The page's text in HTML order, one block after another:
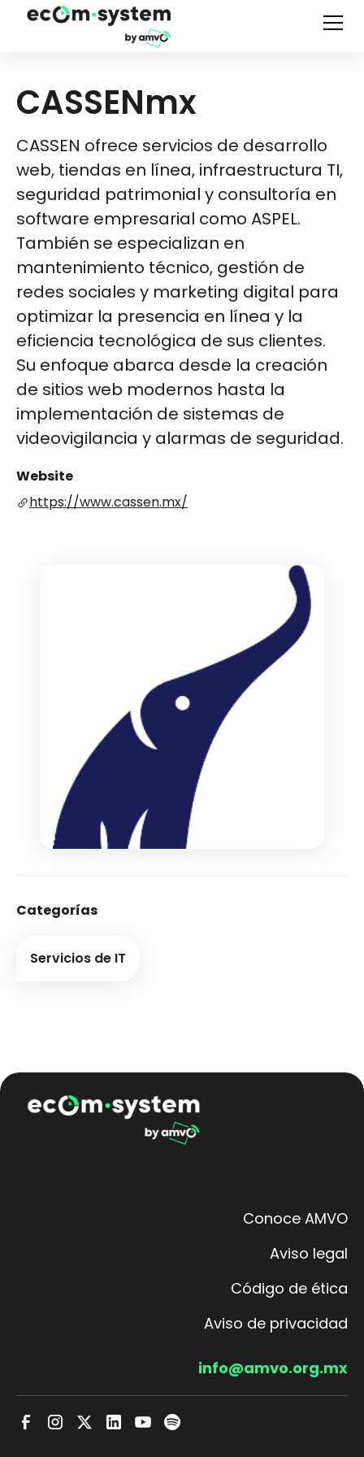
CASSENmx
CASSEN ofrece servicios de desarrollo
web, tiendas en línea, infraestructura TI,
seguridad patrimonial y consultoría en
software empresarial como ASPEL.
También se especializan en
mantenimiento técnico, gestión de
redes sociales y marketing digital para
optimizar la presencia en línea y la
eficiencia tecnológica de sus clientes.
Su enfoque abarca desde la creación
de sitios web modernos hasta la
implementación de sistemas de
videovigilancia y alarmas de seguridad.
Website
https://www.cassen.mx/
Categorías
Servicios de IT
Conoce AMVO
Aviso legal
Código de ética
Aviso de privacidad
info@amvo.org.mx